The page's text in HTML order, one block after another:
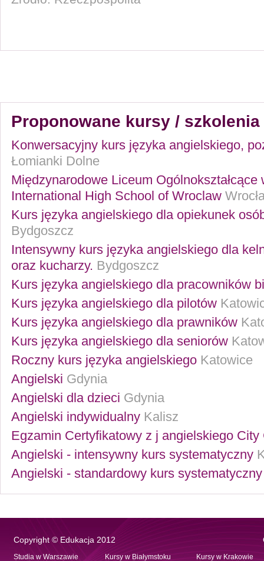
Proponowane kursy / szkolenia
Konwersacyjny kurs języka angielskiego,
Łomianki Dolne
Międzynarodowe Liceum Ogólnokształcące
International High School of Wroclaw
Kurs języka angielskiego dla opiekunek
Bydgoszcz
Intensywny kurs języka angielskiego dla
oraz kucharzy. Bydgoszcz
Kurs języka angielskiego dla pracowników
Kurs języka angielskiego dla pilotów
Kurs języka angielskiego dla prawników
Kurs języka angielskiego dla seniorów
Roczny kurs języka angielskiego Katowice
Angielski Gdynia
Angielski dla dzieci Gdynia
Angielski indywidualny Kalisz
Egzamin Certyfikatowy z j angielskiego City
Angielski - intensywny kurs systematyczny
Angielski - standardowy kurs systematyczny
Copyright © Edukacja 2012
Studia w Warszawie
Kursy w Białymstoku
Kursy w Krakowie